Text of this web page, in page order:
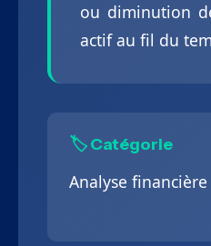
ou diminution
actif au fil du
🏷️ Catégorie
Analyse financière